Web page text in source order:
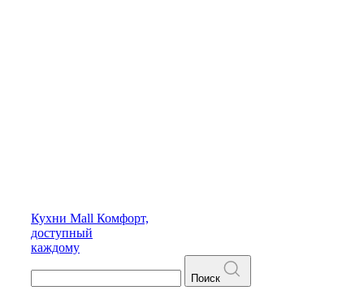
Кухни Mall Комфорт,
доступный
каждому
Поиск